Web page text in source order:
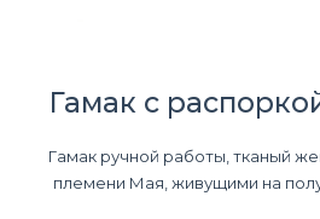
Гамак с
Гамак ручной работы, тканый
племени Мая, живущими на